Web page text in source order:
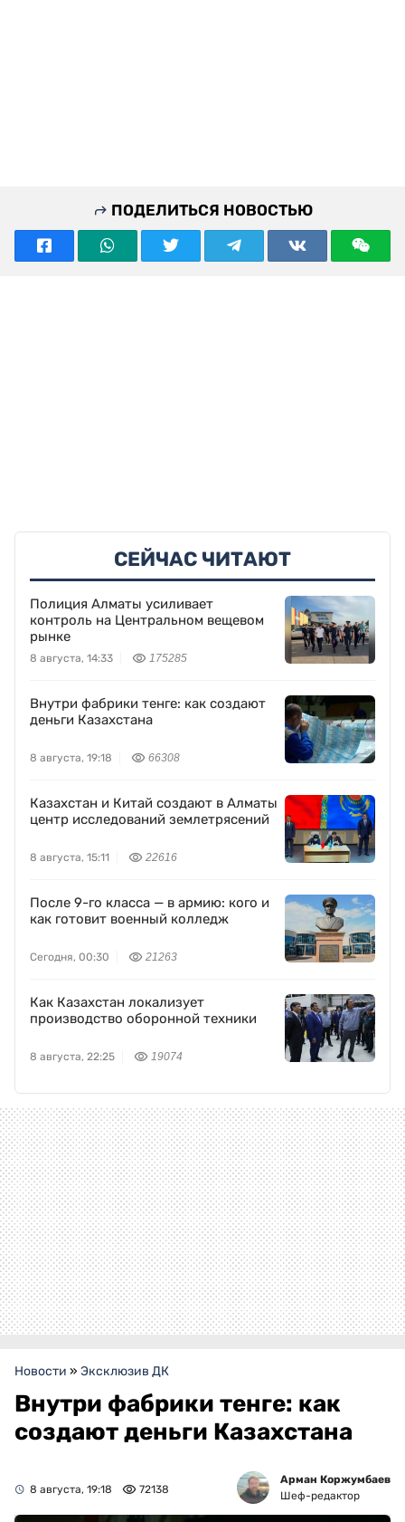
ПОДЕЛИТЬСЯ НОВОСТЬЮ
СЕЙЧАС ЧИТАЮТ
Полиция Алматы усиливает
контроль на Центральном вещевом
рынке
8 августа, 14:33 175285
Внутри фабрики тенге: как создают
деньги Казахстана
8 августа, 19:18 66308
Казахстан и Китай создают в Алматы
центр исследований землетрясений
8 августа, 15:11 22616
После 9-го класса — в армию: кого и
как готовит военный колледж
Сегодня, 00:30 21263
Как Казахстан локализует
производство оборонной техники
8 августа, 22:25 19074
Новости » Эксклюзив ДК
Внутри фабрики тенге: как
создают деньги Казахстана
8 августа, 19:18 72138
Арман Коржумбаев
Шеф-редактор